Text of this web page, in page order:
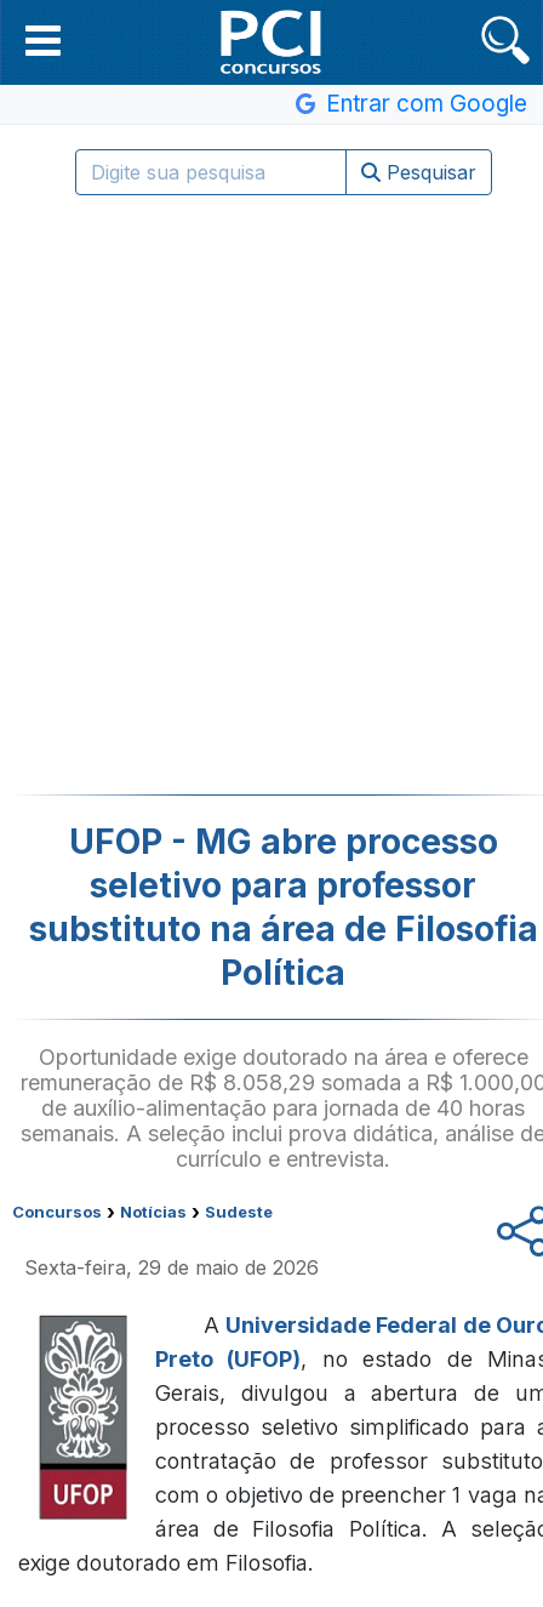
Entrar com Google
Pesquisar
UFOP - MG abre processo
seletivo para professor
substituto na área de Filosofia
Política
Oportunidade exige doutorado na área e oferece
remuneração de R$ 8.058,29 somada a R$
de auxílio-alimentação para jornada de 40 horas
semanais. A seleção inclui prova didática, análise
currículo e entrevista.
Concursos › Notícias › Sudeste
Sexta-feira, 29 de maio de 2026
A Universidade Federal de
Preto (UFOP), no estado de
Gerais, divulgou a abertura de
processo seletivo simplificado para
contratação de professor
com o objetivo de preencher 1 vaga
área de Filosofia Política. A
exige doutorado em Filosofia.